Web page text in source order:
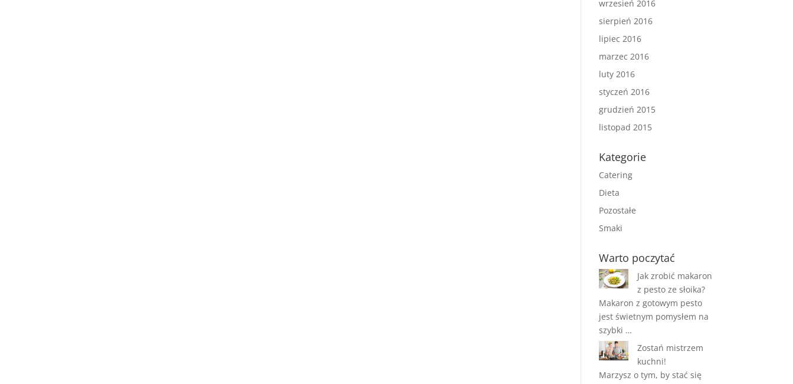
wrzesień 2016
sierpień 2016
lipiec 2016
marzec 2016
luty 2016
styczeń 2016
grudzień 2015
listopad 2015
Kategorie
Catering
Dieta
Pozostałe
Smaki
Warto poczytać
Jak zrobić makaron
z pesto ze słoika?
Makaron z gotowym pesto
jest świetnym pomysłem na
szybki …
Zostań mistrzem
kuchni!
Marzysz o tym, by stać się